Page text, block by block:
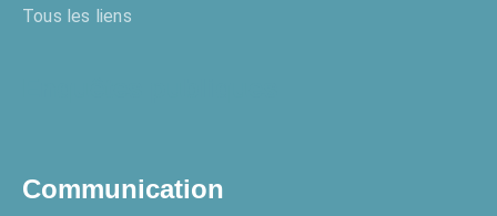
Tous les liens
Communication